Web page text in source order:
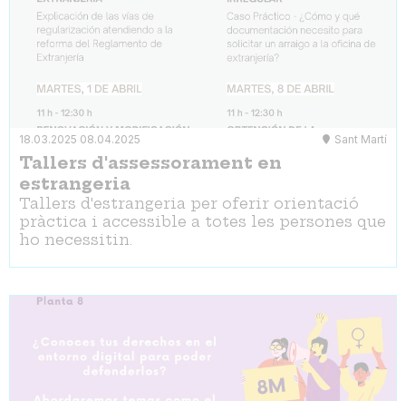
18.03.2025 08.04.2025 Sant Martí
Tallers d'assessorament en
estrangeria
Tallers d'estrangeria per oferir orientació
pràctica i accessible a totes les persones que
ho necessitin.